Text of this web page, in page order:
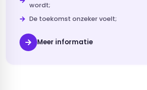
wordt;
De toekomst onzeker voelt;
Meer informatie